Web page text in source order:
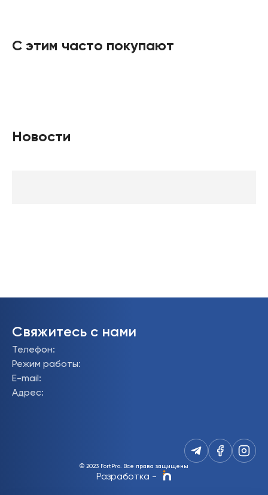
С этим часто покупают
Новости
Свяжитесь с нами
Телефон:
Режим работы:
E-mail :
Адрес:
© 2023 FortPro. Все права защищены
Разработка -